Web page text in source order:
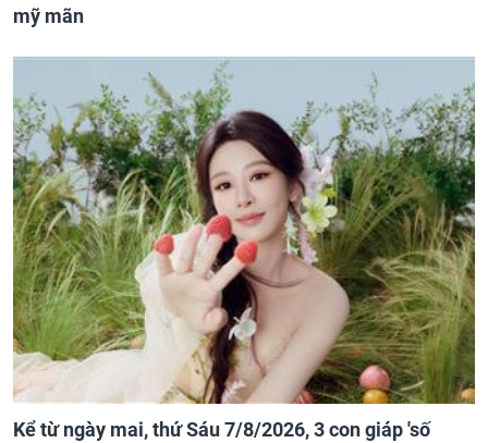
mỹ mãn
Kể từ ngày mai, thứ Sáu 7/8/2026, 3 con giáp 'số